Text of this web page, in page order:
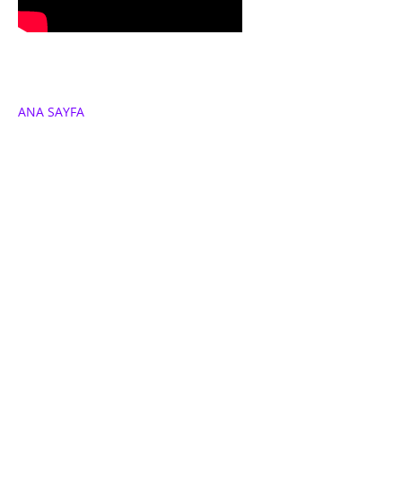
ANA SAYFA